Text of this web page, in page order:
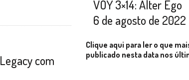
com
VOY 3×14: Alter Ego
6 de agosto de 2022
Clique aqui para ler o que
publicado nesta data nos